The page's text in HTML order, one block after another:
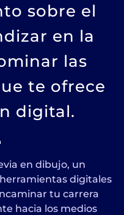
sobre el
en la
las
te ofrece
digital.
en dibujo, un
digitales
tu carrera
hacia los medios